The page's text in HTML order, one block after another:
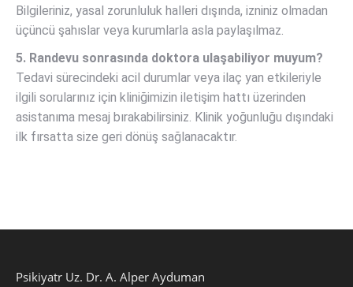
Bilgileriniz, yasal zorunluluk halleri dışında, izniniz olmadan
üçüncü şahıslar veya kurumlarla asla paylaşılmaz.
5. Randevu sonrasında doktora ulaşabiliyor muyum?
Tedavi sürecindeki acil durumlar veya ilaç yan etkileriyle
ilgili sorularınız için kliniğimizin iletişim hattı üzerinden
asistanıma mesaj bırakabilirsiniz. Klinik yoğunluğu dışındaki
ilk fırsatta size geri dönüş sağlanacaktır.
Psikiyatr Uz. Dr. A. Alper Ayduman